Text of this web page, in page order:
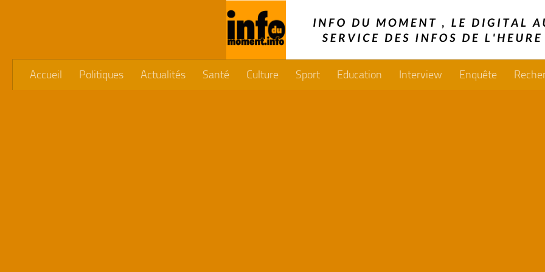
Accueil Politiques Actualités Santé Culture Sport Education Interview Enquête